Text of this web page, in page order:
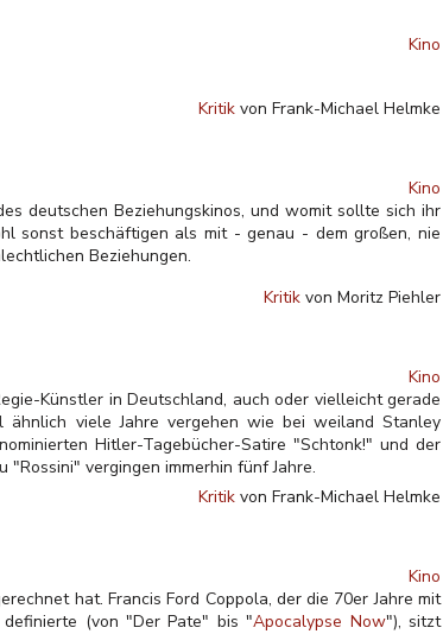
Kino
Kritik von Frank-Michael Helmke
Kino
deutschen Beziehungskinos, und womit sollte sich ihr
sonst beschäftigen als mit - genau - dem großen, nie
Beziehungen.
Kritik von Moritz Piehler
Kino
Künstler in Deutschland, auch oder vielleicht gerade
viele Jahre vergehen wie bei weiland Stanley
Hitler-Tagebücher-Satire "Schtonk!" und der
vergingen immerhin fünf Jahre.
Kritik von Frank-Michael Helmke
Kino
hat. Francis Ford Coppola, der die 70er Jahre mit
definierte (von "Der Pate" bis "Apocalypse Now"), sitzt